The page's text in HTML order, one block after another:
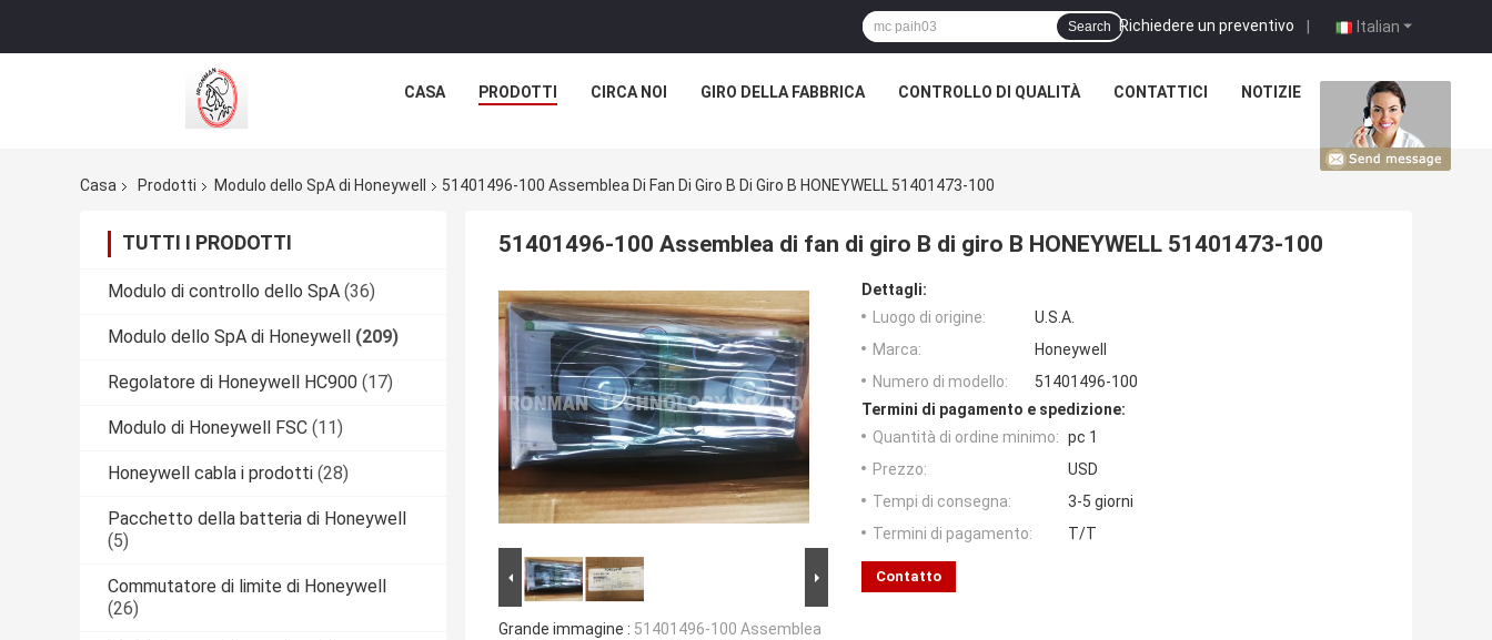
Italian
Richiedere un preventivo |
Search
CASA PRODOTTI CIRCA NOI GIRO DELLA FABBRICA CONTROLLO DI QUALITÀ CONTATTICI NOTIZIE CASI
Casa Prodotti Modulo dello SpA di Honeywell 51401496-100 Assemblea Di Fan Di Giro B Di Giro B HONEYWELL 51401473-100
TUTTI I PRODOTTI
Modulo di controllo dello SpA (36)
Modulo dello SpA di Honeywell (209)
Regolatore di Honeywell HC900 (17)
Modulo di Honeywell FSC (11)
Honeywell cabla i prodotti (28)
Pacchetto della batteria di Honeywell
(5)
Commutatore di limite di Honeywell
(26)
51401496-100 Assemblea di fan di giro B di giro B HONEYWELL 51401473-100
Grande immagine : 51401496-100 Assemblea
Dettagli:
Luogo di origine:
U.S.A.
Marca:
Honeywell
Numero di modello:
51401496-100
Termini di pagamento e spedizione:
Quantità di ordine minimo: pc 1
Prezzo:
USD
Tempi di consegna:
3-5 giorni
Termini di pagamento:
T/T
Contatto